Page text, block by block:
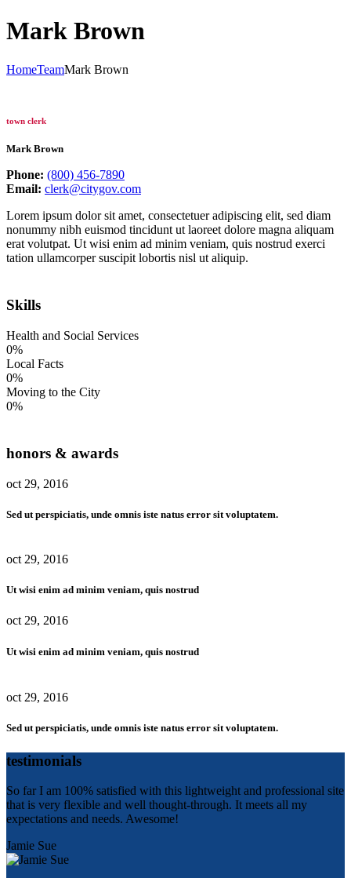
Mark Brown
HomeTeamMark Brown
town clerk
Mark Brown
Phone: (800) 456-7890
Email: clerk@citygov.com
Lorem ipsum dolor sit amet, consectetuer adipiscing elit, sed diam
nonummy nibh euismod tincidunt ut laoreet dolore magna aliquam
erat volutpat. Ut wisi enim ad minim veniam, quis nostrud exerci
tation ullamcorper suscipit lobortis nisl ut aliquip.
Skills
Health and Social Services
0%
Local Facts
0%
Moving to the City
0%
honors & awards
oct 29, 2016
Sed ut perspiciatis, unde omnis iste natus error sit voluptatem.
oct 29, 2016
Ut wisi enim ad minim veniam, quis nostrud
oct 29, 2016
Ut wisi enim ad minim veniam, quis nostrud
oct 29, 2016
Sed ut perspiciatis, unde omnis iste natus error sit voluptatem.
testimonials
So far I am 100% satisfied with this lightweight and professional site
that is very flexible and well thought-through. It meets all my
expectations and needs. Awesome!
Jamie Sue